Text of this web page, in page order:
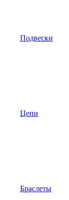
Подвески
Цепи
Браслеты